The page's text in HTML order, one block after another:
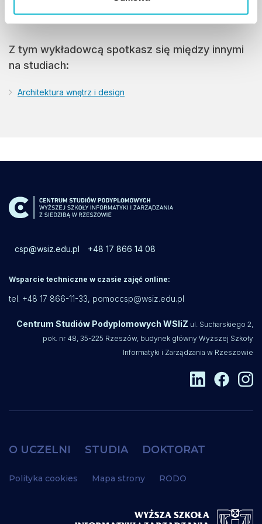
kształcenia studentów.
Z tym wykładowcą spotkasz się między innymi
na studiach:
Architektura wnętrz i design
csp@wsiz.edu.pl +48 17 866 14 08
Wsparcie techniczne w czasie zajęć online:
tel. +48 17 866-11-33, pomoccsp@wsiz.edu.pl
Centrum Studiów Podyplomowych WSIiZ ul. Sucharskiego 2,
pok. nr 48, 35-225 Rzeszów, budynek główny Wyższej Szkoły
Informatyki i Zarządzania w Rzeszowie
O UCZELNI STUDIA DOKTORAT
Polityka cookies Mapa strony RODO